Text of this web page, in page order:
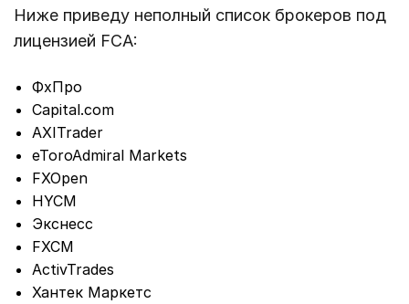
Ниже приведу неполный список брокеров под
лицензией FCA:
ФхПро
Capital.com
AXITrader
eToroAdmiral Markets
FXOpen
HYCM
Экснесс
FXCM
ActivTrades
Хантек Маркетс